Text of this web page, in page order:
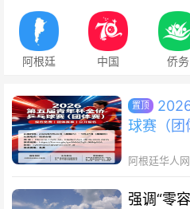
阿根廷 中国 侨务
置顶
球赛（团
阿根廷华人网
强调“零